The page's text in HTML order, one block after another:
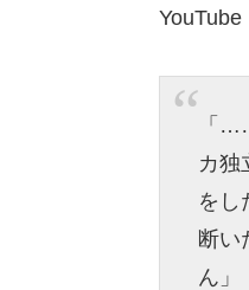
YouTube
「
カ独
をし
断い
ん」